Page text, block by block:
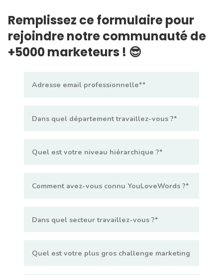
Remplissez ce formulaire pour
rejoindre notre communauté de
+5000 marketeurs ! 😎